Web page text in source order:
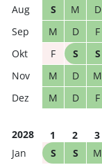
S
M D
M
D F
F
S S
M
D M
M
D F
2028 1 2 3
S
S M